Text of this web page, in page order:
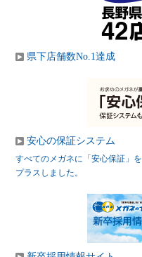
県下店舗数No.1達成
安心の保証システム
すべてのメガネに「安心保証」を
プラスしました。